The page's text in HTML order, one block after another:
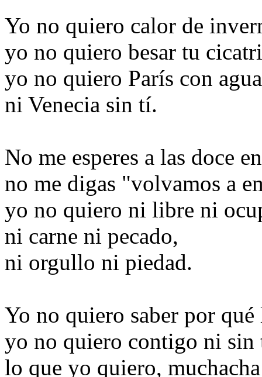
Yo no quiero calor de
yo no quiero besar tu
yo no quiero París con
ni Venecia sin tí.
No me esperes a las doce
no me digas "volvamos a
yo no quiero ni libre ni
ni carne ni pecado,
ni orgullo ni piedad.
Yo no quiero saber por
yo no quiero contigo ni sin
lo que yo quiero,